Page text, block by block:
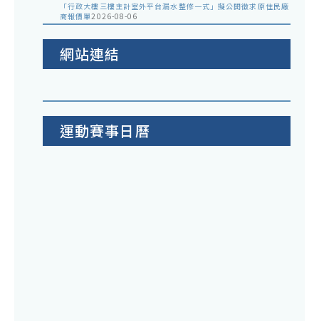
「行政大樓三樓主計室外平台漏水整修一式」擬公開徵求原住民廠
商報價單2026-08-06
網站連結
運動賽事日曆